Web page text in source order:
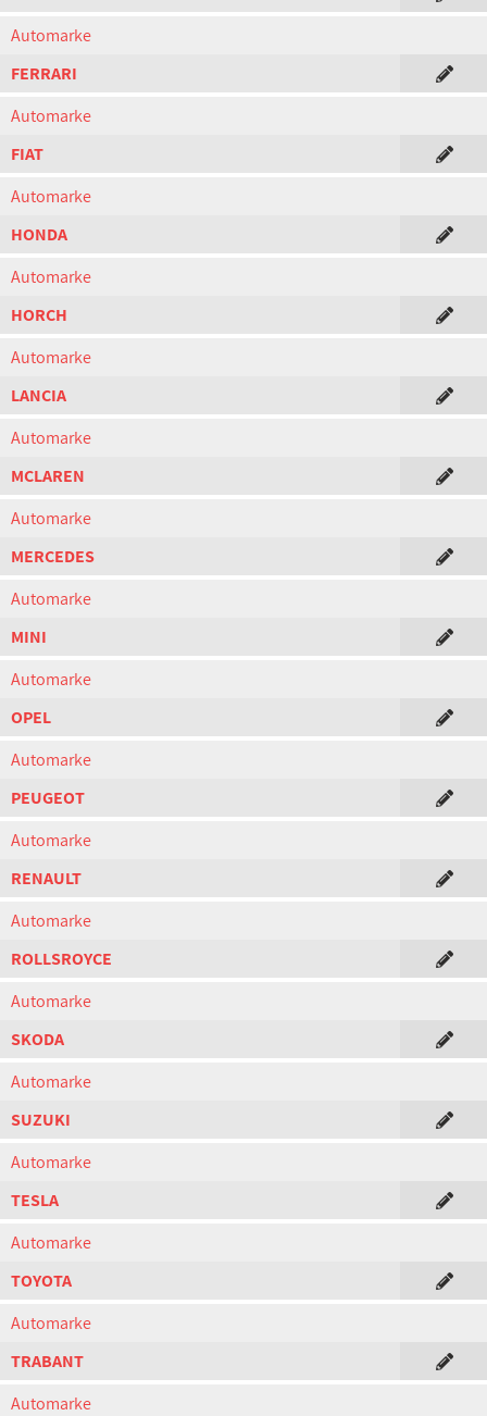
Automarke
FERRARI
Automarke
FIAT
Automarke
HONDA
Automarke
HORCH
Automarke
LANCIA
Automarke
MCLAREN
Automarke
MERCEDES
Automarke
MINI
Automarke
OPEL
Automarke
PEUGEOT
Automarke
RENAULT
Automarke
ROLLSROYCE
Automarke
SKODA
Automarke
SUZUKI
Automarke
TESLA
Automarke
TOYOTA
Automarke
TRABANT
Automarke